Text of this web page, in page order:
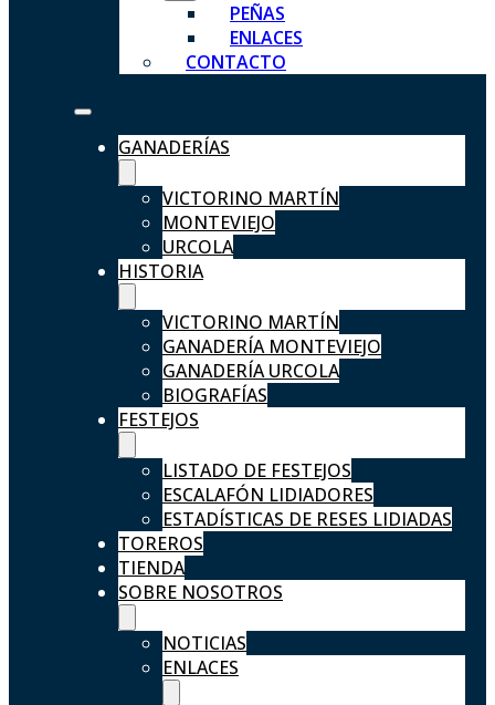
PEÑAS
ENLACES
CONTACTO
GANADERÍAS
VICTORINO MARTÍN
MONTEVIEJO
URCOLA
HISTORIA
VICTORINO MARTÍN
GANADERÍA MONTEVIEJO
GANADERÍA URCOLA
BIOGRAFÍAS
FESTEJOS
LISTADO DE FESTEJOS
ESCALAFÓN LIDIADORES
ESTADÍSTICAS DE RESES LIDIADAS
TOREROS
TIENDA
SOBRE NOSOTROS
NOTICIAS
ENLACES